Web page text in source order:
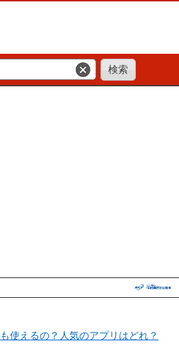
使えるの？人気のアプリはどれ？